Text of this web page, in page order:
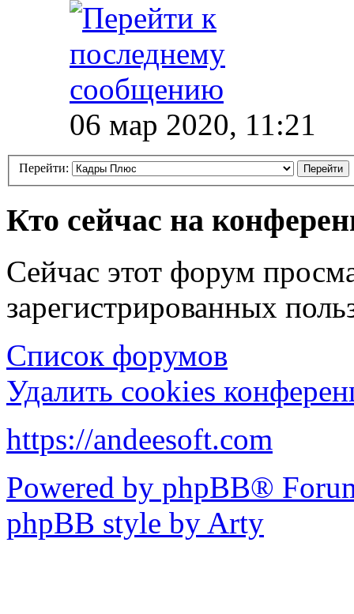
06 мар 2020, 11:21
Перейти:
Кто сейчас на
Сейчас этот форум
зарегистрированных
Список форумов
Удалить cookies
https://andeesoft.com
Powered by phpBB®
phpBB style by Arty